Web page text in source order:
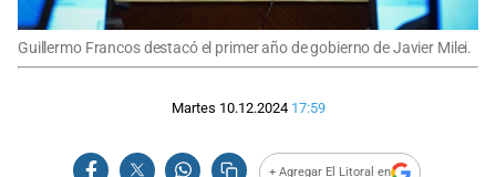
Guillermo Francos destacó el primer año de gobierno de Javier Milei.
Martes 10.12.2024 17:59
+ Agregar El Litoral en